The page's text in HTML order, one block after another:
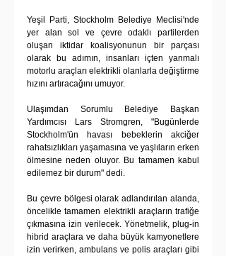
Yeşil Parti, Stockholm Belediye Meclisi'nde
yer alan sol ve çevre odaklı partilerden
oluşan iktidar koalisyonunun bir parçası
olarak bu adımın, insanları içten yanmalı
motorlu araçları elektrikli olanlarla değiştirme
hızını artıracağını umuyor.
Ulaşımdan Sorumlu Belediye Başkan
Yardımcısı Lars Stromgren, "Bugünlerde
Stockholm'ün havası bebeklerin akciğer
rahatsızlıkları yaşamasına ve yaşlıların erken
ölmesine neden oluyor. Bu tamamen kabul
edilemez bir durum" dedi.
Bu çevre bölgesi olarak adlandırılan alanda,
öncelikle tamamen elektrikli araçların trafiğe
çıkmasına izin verilecek. Yönetmelik, plug-in
hibrid araçlara ve daha büyük kamyonetlere
izin verirken, ambulans ve polis araçları gibi